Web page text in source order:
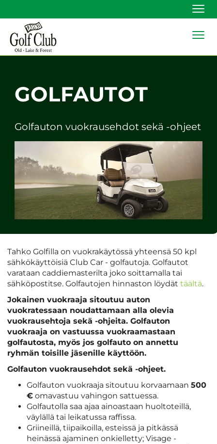
GOLFAUTOT
Golfauton vuokrausehdot sekä -ohjeet
Tahko Golfilla on vuokrakäytössä yhteensä 50 kpl
sähkökäyttöisiä Club Car - golfautoja. Golfautot
varataan caddiemasterilta joko soittamalla tai
sähköpostitse. Golfautojen hinnaston löydät täältä.
Jokainen vuokraaja sitoutuu auton
vuokratessaan noudattamaan alla olevia
vuokrausehtoja sekä -ohjeita. Golfauton
vuokraaja on vastuussa vuokraamastaan
golfautosta, myös jos golfauto on annettu
ryhmän toisille jäsenille käyttöön.
Golfauton vuokrausehdot sekä -ohjeet.
Golfauton vuokraaja sitoutuu korvaamaan 500
€ omavastuu vahingon sattuessa.
Golfautolla saa ajaa ainoastaan huoltoteillä,
väylällä tai leikatussa raffissa.
Griineillä, tiipaikoilla, esteissä ja pitkässä
heinässä ajaminen onkielletty; Visage -